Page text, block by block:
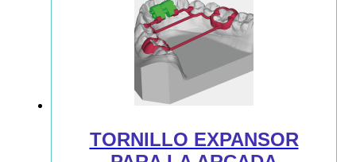
TORNILLO EXPANSOR